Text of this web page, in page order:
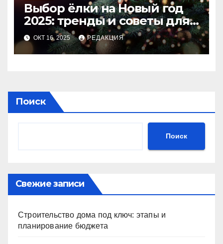
Выбор ёлки на Новый год
2025: тренды и советы для
идеального праздника
ОКТ 16, 2025 РЕДАКЦИЯ
Поиск
Поиск
Свежие записи
Строительство дома под ключ: этапы и
планирование бюджета